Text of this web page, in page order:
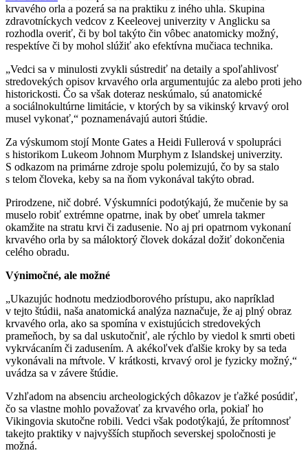
krvavého orla a pozerá sa na praktiku z iného uhla. Skupina
zdravotníckych vedcov z Keeleovej univerzity v Anglicku sa
rozhodla overiť, či by bol takýto čin vôbec anatomicky možný,
respektíve či by mohol slúžiť ako efektívna mučiaca technika.
„Vedci sa v minulosti zvykli sústrediť na detaily a spoľahlivosť
stredovekých opisov krvavého orla argumentujúc za alebo proti jeho
historickosti. Čo sa však doteraz neskúmalo, sú anatomické
a sociálnokultúrne limitácie, v ktorých by sa vikinský krvavý orol
musel vykonať,“ poznamenávajú autori štúdie.
Za výskumom stojí Monte Gates a Heidi Fullerová v spolupráci
s historikom Lukeom Johnom Murphym z Islandskej univerzity.
S odkazom na primárne zdroje spolu polemizujú, čo by sa stalo
s telom človeka, keby sa na ňom vykonával takýto obrad.
Prirodzene, nič dobré. Výskumníci podotýkajú, že mučenie by sa
muselo robiť extrémne opatrne, inak by obeť umrela takmer
okamžite na stratu krvi či zadusenie. No aj pri opatrnom vykonaní
krvavého orla by sa máloktorý človek dokázal dožiť dokončenia
celého obradu.
Výnimočné, ale možné
„Ukazujúc hodnotu medziodborového prístupu, ako napríklad
v tejto štúdii, naša anatomická analýza naznačuje, že aj plný obraz
krvavého orla, ako sa spomína v existujúcich stredovekých
prameňoch, by sa dal uskutočniť, ale rýchlo by viedol k smrti obeti
vykrvácaním či zadusením. A akékoľvek ďalšie kroky by sa teda
vykonávali na mŕtvole. V krátkosti, krvavý orol je fyzicky možný,“
uvádza sa v závere štúdie.
Vzhľadom na absenciu archeologických dôkazov je ťažké posúdiť,
čo sa vlastne mohlo považovať za krvavého orla, pokiaľ ho
Vikingovia skutočne robili. Vedci však podotýkajú, že prítomnosť
takejto praktiky v najvyšších stupňoch severskej spoločnosti je
možná.